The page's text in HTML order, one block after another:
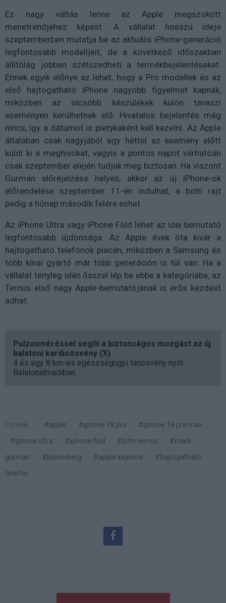
Ez nagy váltás lenne az Apple megszokott
menetrendjéhez képest. A vállalat hosszú ideje
szeptemberben mutatja be az aktuális iPhone-generáció
legfontosabb modelljeit, de a következő időszakban
állítólag jobban szétszedheti a termékbejelentéseket.
Ennek egyik előnye az lehet, hogy a Pro modellek és az
első hajtogatható iPhone nagyobb figyelmet kapnak,
miközben az olcsóbb készülékek külön tavaszi
eseményen kerülhetnek elő. Hivatalos bejelentés még
nincs, így a dátumot is pletykaként kell kezelni. Az Apple
általában csak nagyjából egy héttel az esemény előtt
küldi ki a meghívókat, vagyis a pontos napot várhatóan
csak szeptember elején tudjuk meg biztosan. Ha viszont
Gurman előrejelzése helyes, akkor az új iPhone-ok
előrendelése szeptember 11-én indulhat, a bolti rajt
pedig a hónap második felére eshet.
Az iPhone Ultra vagy iPhone Fold lehet az idei bemutató
legfontosabb újdonsága. Az Apple évek óta kivár a
hajtogatható telefonok piacán, miközben a Samsung és
több kínai gyártó már több generáción is túl van. Ha a
vállalat tényleg idén ősszel lép be ebbe a kategóriába, az
Ternus első nagy Apple-bemutatójának is erős kezdést
adhat.
Pulzusméréssel segíti a biztonságos mozgást az új
balatoni kardioösvény (X)
4 és egy 8 km-es egészségügyi tanösvény nyílt
Balatonalmádiban.
Címkék: #apple #iphone 18 pro
#iphone 18 pro max
#iphone ultra
#iphone fold #john ternus
#mark
gurman
#bloomberg #apple keynote
#hajtogatható
telefon